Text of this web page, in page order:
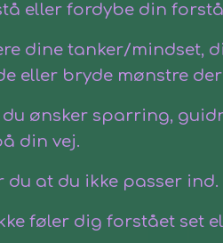
eller fordybe din
dine tanker/mindset,
eller bryde mønstre
du ønsker sparring,
din vej.
du at du ikke passer ind.
føler dig forstået set